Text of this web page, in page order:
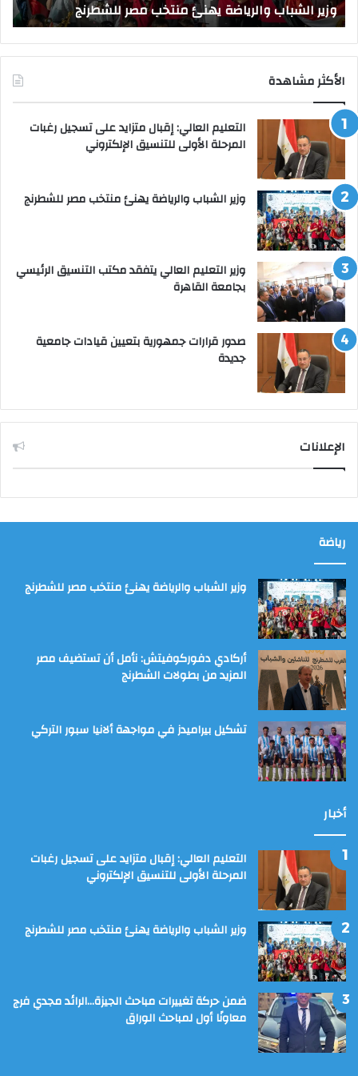
وزير الشباب والرياضة يهنئ منتخب مصر للشطرنج
الأكثر مشاهدة
التعليم العالي: إقبال متزايد على تسجيل رغبات
المرحلة الأولى للتنسيق الإلكتروني
وزير الشباب والرياضة يهنئ منتخب مصر للشطرنج
وزير التعليم العالي يتفقد مكتب التنسيق الرئيسي
بجامعة القاهرة
صدور قرارات جمهورية بتعيين قيادات جامعية
جديدة
الإعلانات
رياضة
وزير الشباب والرياضة يهنئ منتخب مصر للشطرنج
أركادي دفوركوفيتش: نأمل أن تستضيف مصر
المزيد من بطولات الشطرنج
تشكيل بيراميدز في مواجهة ألانيا سبور التركي
أخبار
التعليم العالي: إقبال متزايد على تسجيل رغبات
المرحلة الأولى للتنسيق الإلكتروني
وزير الشباب والرياضة يهنئ منتخب مصر للشطرنج
ضمن حركة تغييرات مباحث الجيزة…الرائد مجدي فرج
معاونًا أول لمباحث الوراق